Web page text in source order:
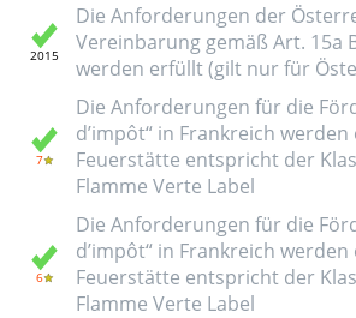
Die Anforderungen der
Vereinbarung gemäß Art. 15a
werden erfüllt (gilt nur für
Die Anforderungen für die
d’impôt“ in Frankreich
Feuerstätte entspricht der
Flamme Verte Label
Die Anforderungen für die
d’impôt“ in Frankreich
Feuerstätte entspricht der
Flamme Verte Label